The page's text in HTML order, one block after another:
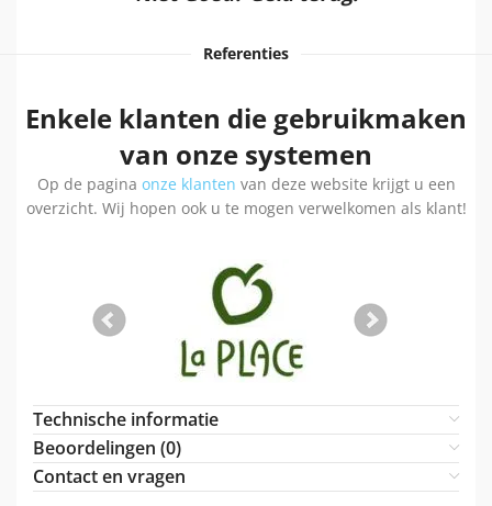
Referenties
Enkele klanten die gebruikmaken
van onze systemen
Op de pagina onze klanten van deze website krijgt u een
overzicht. Wij hopen ook u te mogen verwelkomen als klant!
Technische informatie
Beoordelingen (0)
Contact en vragen